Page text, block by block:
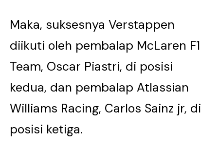
Maka, suksesnya Verstappen
diikuti oleh pembalap McLaren F1
Team, Oscar Piastri, di posisi
kedua, dan pembalap Atlassian
Williams Racing, Carlos Sainz jr, di
posisi ketiga.